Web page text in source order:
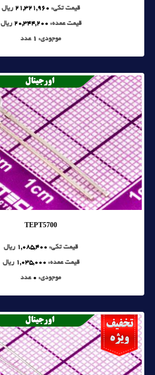
قیمت تکی: 21,321,960 ریال
قیمت عمده: 20,344,200 ریال
موجودی: 1 عدد
TEPT5700
قیمت تکی: 1,085,400 ریال
قیمت عمده: 1,035,000 ریال
موجودی: 0 عدد